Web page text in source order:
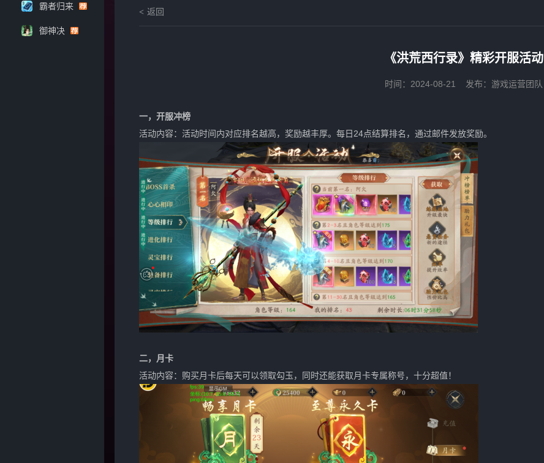
返回
《洪荒西行录》精彩开服活动
时间：2024-08-21 发布：游戏运营团队
一，开服冲榜
活动内容：活动时间内对应排名越高，奖励越丰厚。每日24点结算排名，通过邮件发放奖励。
二，月卡
活动内容：购买月卡后每天可以领取勾玉，同时还能获取月卡专属称号，十分超值！
霸者归来
御神决